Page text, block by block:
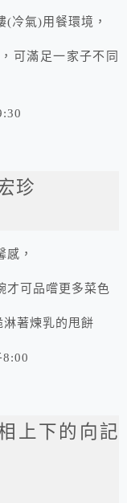
(冷氣)用餐環境，
可滿足一家子不同
珍
，
才可品嚐更多菜色
著煉乳的甩餅
上下的向記